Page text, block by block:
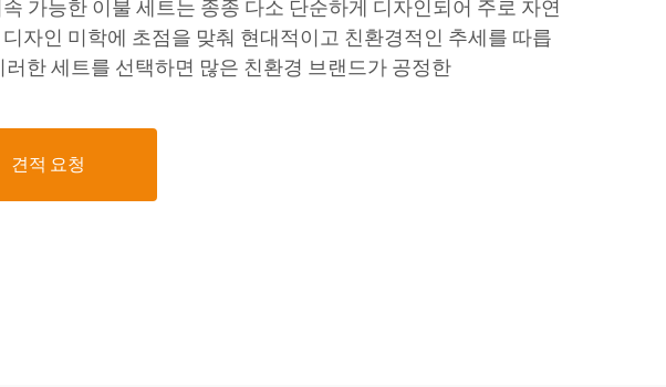
속 가능한 이불 세트는 종종 다소 단순하게 디자인되어 주로 자연
자인 미학에 초점을 맞춰 현대적이고 친환경적인 추세를 따릅
러한 세트를 선택하면 많은 친환경 브랜드가 공정한
견적 요청